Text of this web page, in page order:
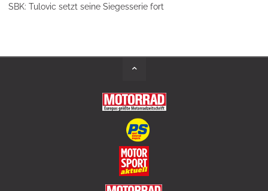
SBK: Tulovic setzt seine Siegesserie fort
Back